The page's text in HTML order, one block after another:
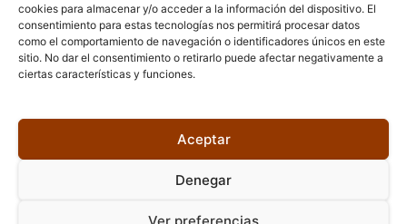
cookies para almacenar y/o acceder a la información del dispositivo. El
consentimiento para estas tecnologías nos permitirá procesar datos
como el comportamiento de navegación o identificadores únicos en este
sitio. No dar el consentimiento o retirarlo puede afectar negativamente a
ciertas características y funciones.
Aceptar
Denegar
Ver preferencias
Aviso legal|Accesibilidad